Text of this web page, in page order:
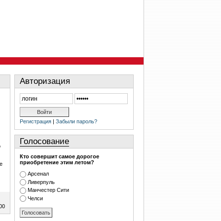
Авторизация
Регистрация | Забыли пароль?
Голосование
Кто совершит самое дорогое
приобретение этим летом?
Арсенал
Ливерпуль
Манчестер Сити
Челси